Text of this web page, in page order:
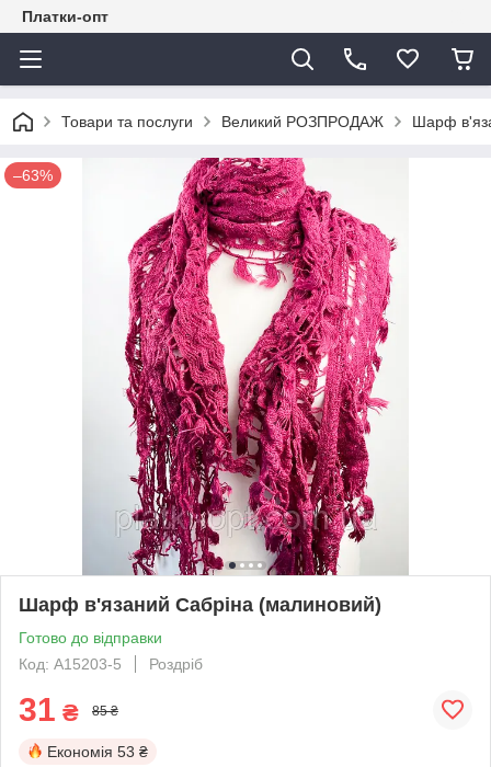
Платки-опт
Товари та послуги Великий РОЗПРОДАЖ Шарф
–63%
Шарф в'язаний Сабріна (малиновий)
Готово до відправки
Код: А15203-5
Роздріб
31 ₴ 85 ₴
Економія 53 ₴